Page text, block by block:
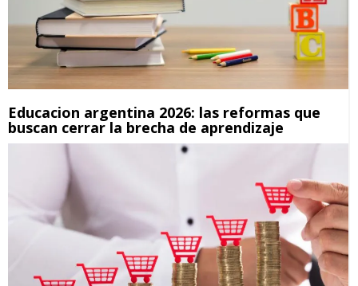
Educacion argentina 2026: las reformas que
buscan cerrar la brecha de aprendizaje